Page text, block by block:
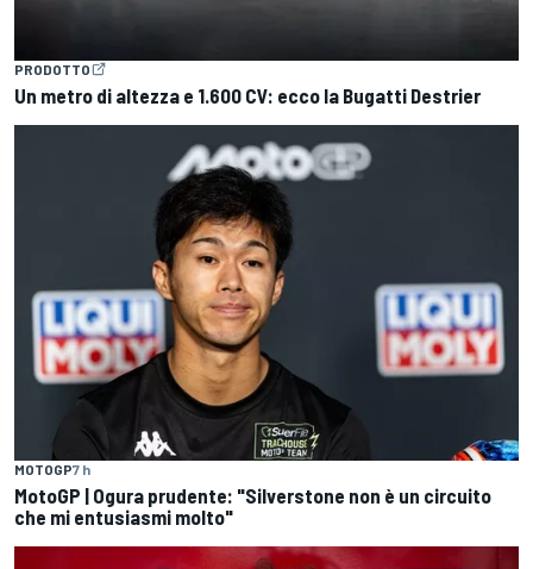
PRODOTTO
Un metro di altezza e 1.600 CV: ecco la Bugatti Destrier
MOTOGP7 h
MotoGP | Ogura prudente: "Silverstone non è un circuito
che mi entusiasmi molto"